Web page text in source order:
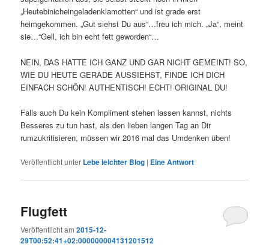
„Heutebinicheingeladenklamotten“ und ist grade erst
heimgekommen. „Gut siehst Du aus“…freu ich mich. „Ja“, meint
sie…“Gell, ich bin echt fett geworden“…
NEIN, DAS HATTE ICH GANZ UND GAR NICHT GEMEINT! SO,
WIE DU HEUTE GERADE AUSSIEHST, FINDE ICH DICH
EINFACH SCHÖN! AUTHENTISCH! ECHT! ORIGINAL DU!
Falls auch Du kein Kompliment stehen lassen kannst, nichts
Besseres zu tun hast, als den lieben langen Tag an Dir
rumzukritisieren, müssen wir 2016 mal das Umdenken üben!
Veröffentlicht unter Lebe leichter Blog | EineAntwort
Flugfett
Veröffentlicht am2015-12-
29T00:52:41+02:000000004131201512